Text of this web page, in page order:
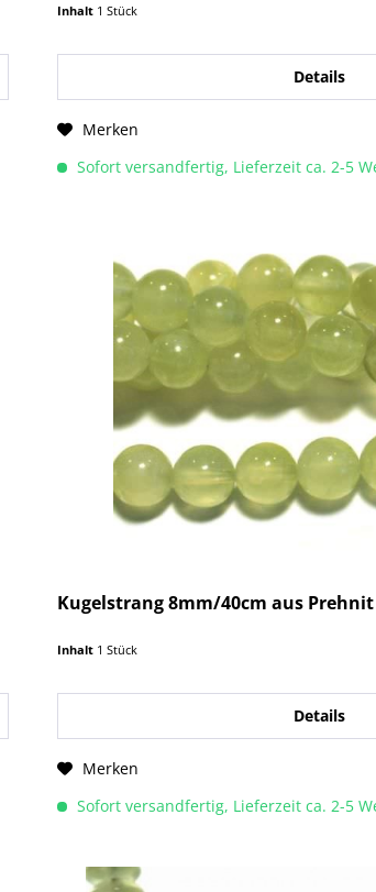
Inhalt 1 Stück
Details
Merken
Sofort versandfertig, Lieferzeit ca. 2-5
Kugelstrang 8mm/40cm aus Prehnit
Inhalt 1 Stück
Details
Merken
Sofort versandfertig, Lieferzeit ca. 2-5